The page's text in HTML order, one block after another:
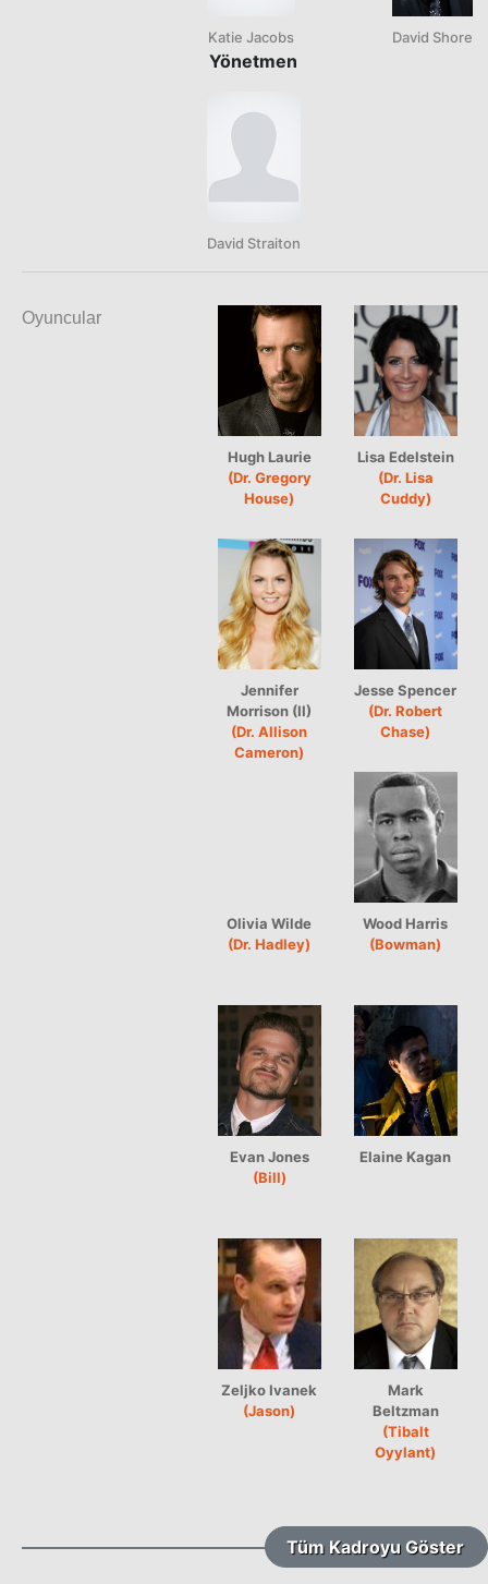
Katie Jacobs
Yönetmen
David Straiton
David Shore
Oyuncular
Hugh Laurie
(Dr. Gregory
House)
Lisa Edelstein
(Dr. Lisa
Cuddy)
Jennifer
Morrison (II)
(Dr. Allison
Cameron)
Jesse Spencer
(Dr. Robert
Chase)
Olivia Wilde
(Dr. Hadley)
Wood Harris
(Bowman)
Evan Jones
(Bill)
Elaine Kagan
Zeljko Ivanek
(Jason)
Mark
Beltzman
(Tibalt
Oyylant)
Tüm Kadroyu Göster